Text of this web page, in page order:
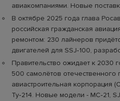
авиакомпаниями. Новые
В октябре 2025 года глава
российская гражданская
ремонтом: 230 лайнеров
двигателей для SSJ‑100,
Правительство ожидает к 2030
500 самолётов
авиастроительная корпорация
Ту‑214. Новые модели - МС‑21,